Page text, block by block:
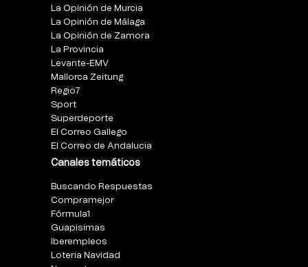
La Opinión de Murcia
La Opinión de Málaga
La Opinión de Zamora
La Provincia
Levante-EMV
Mallorca Zeitung
Regio7
Sport
Superdeporte
El Correo Gallego
El Correo de Andalucia
Canales temáticos
Buscando Respuestas
Compramejor
Fórmula1
Guapisimas
Iberempleos
Loteria Navidad